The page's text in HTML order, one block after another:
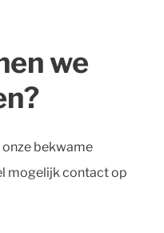
we
onze bekwame
mogelijk contact op